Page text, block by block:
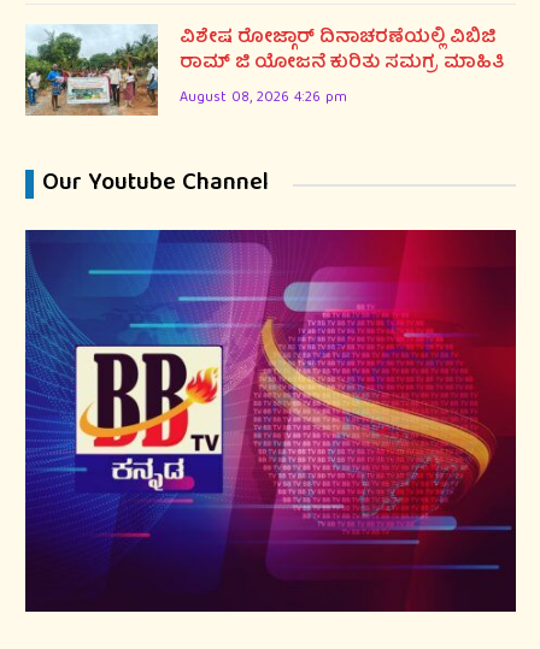
ವಿಶೇಷ ರೋಜ್ಗಾರ್ ದಿನಾಚರಣೆಯಲ್ಲಿ ವಿಬಿಜಿ
ರಾಮ್ ಜಿ ಯೋಜನೆ ಕುರಿತು ಸಮಗ್ರ ಮಾಹಿತಿ
August 08, 2026 4:26 pm
Our Youtube Channel